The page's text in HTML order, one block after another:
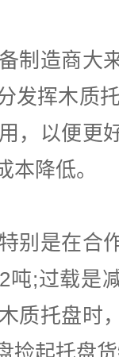
制造商大
发挥木质
，以便更
降低。
别是在合
吨;过载是
质托盘时
捡起托盘